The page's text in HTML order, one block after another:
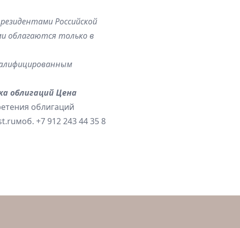
Российской
облагаются только в
облигацийЦена
облигаций
моб. +7 912 243 44 35 8